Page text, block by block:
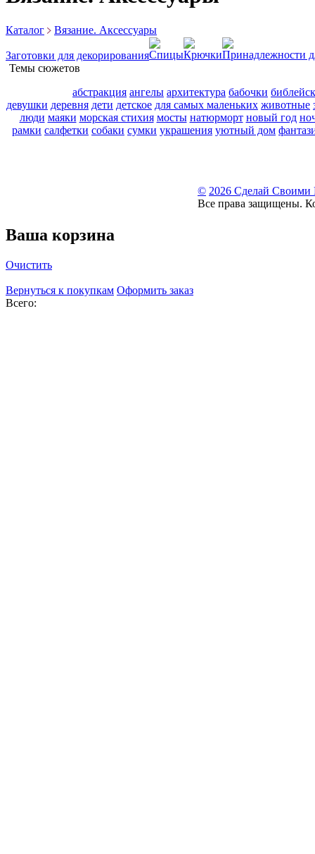
Каталог Вязание. Аксессуары
Заготовки для декорированияСпицыКрючкиПринадлежности
Темы сюжетов
абстракция ангелы архитектура бабочки
девушки деревня дети детское для самых маленьких животные
люди маяки морская стихия мосты натюрморт новый год
рамки салфетки собаки сумки украшения уютный дом
© 2026 Сделай Своими
Все права защищены.
Ваша корзина
Очистить
Вернуться к покупкам Оформить заказ
Всего: